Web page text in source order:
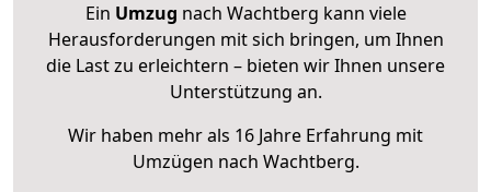
Ein Umzug nach Wachtberg kann viele
Herausforderungen mit sich bringen, um Ihnen
die Last zu erleichtern – bieten wir Ihnen unsere
Unterstützung an.
Wir haben mehr als 16 Jahre Erfahrung mit
Umzügen nach Wachtberg.